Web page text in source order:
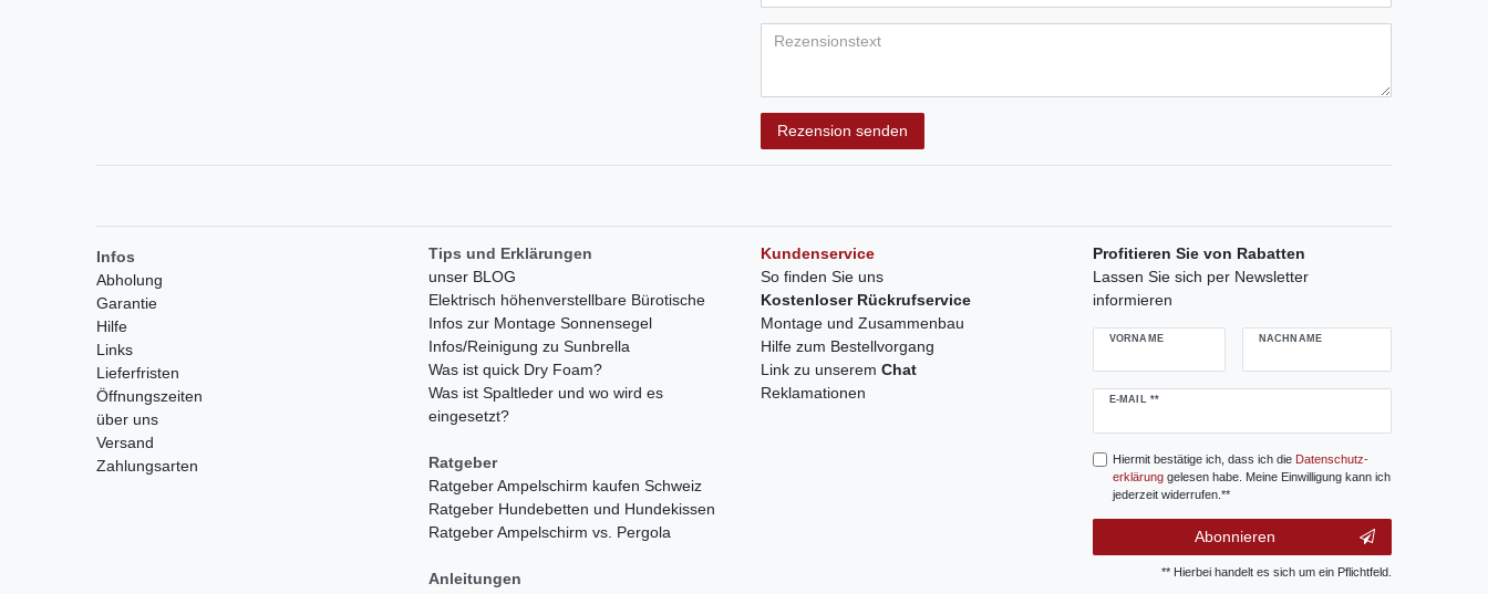
Bewertungssternen
Bewertungssternen
Bewertungssternen
Bewertungssternen
Bewertungssternen
(optional)
Rezension senden
Infos
Abholung
Garantie
Hilfe
Links
Lieferfristen
Öffnungszeiten
über uns
Versand
Zahlungsarten
Tips und Erklärungen
unser BLOG
Elektrisch höhenverstellbare Bürotische
Infos zur Montage Sonnensegel
Infos/Reinigung zu Sunbrella
Was ist quick Dry Foam?
Was ist Spaltleder und wo wird es
eingesetzt?
Ratgeber
Ratgeber Ampelschirm kaufen Schweiz
Ratgeber Hundebetten und Hundekissen
Ratgeber Ampelschirm vs. Pergola
Anleitungen
Kundenservice
So finden Sie uns
Kostenloser Rückrufservice
Montage und Zusammenbau
Hilfe zum Bestellvorgang
Link zu unserem Chat
Reklamationen
Profitieren Sie von Rabatten
Lassen Sie sich per Newsletter
informieren
VORNAME NACHNAME
E-MAIL **
Newsletter
Hiermit bestätige ich, dass ich die Daten­schutz­
erklärunggelesen habe. Meine Einwilligung kann ich
jederzeit widerrufen.**
Abonnieren
** Hierbei handelt es sich um ein Pflichtfeld.